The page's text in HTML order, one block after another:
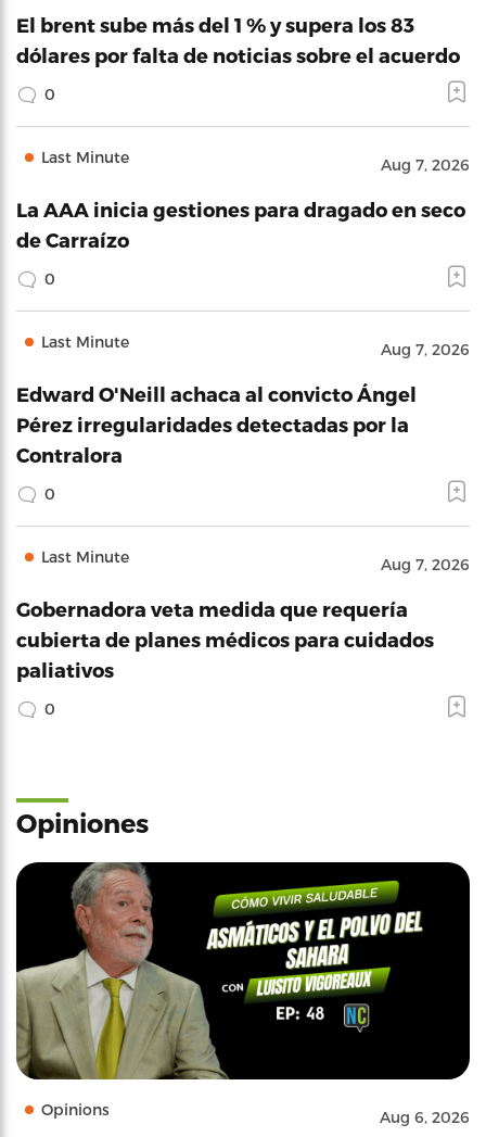
El brent sube más del 1 % y supera los 83
dólares por falta de noticias sobre el acuerdo
0
Last Minute Aug 7, 2026
La AAA inicia gestiones para dragado en seco
de Carraízo
0
Last Minute Aug 7, 2026
Edward O'Neill achaca al convicto Ángel
Pérez irregularidades detectadas por la
Contralora
0
Last Minute Aug 7, 2026
Gobernadora veta medida que requería
cubierta de planes médicos para cuidados
paliativos
0
Opiniones
Opinions Aug 6, 2026